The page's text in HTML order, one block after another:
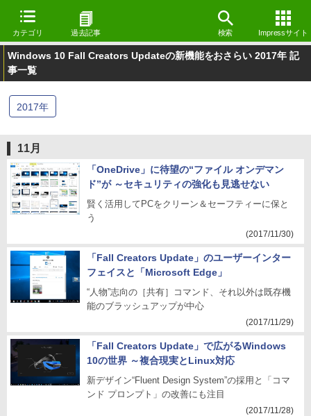
カテゴリ 過去記事 検索 Impressサイト
Windows 10 Fall Creators Updateの新機能をおさらい 2017年 記
事一覧
2017年
11月
「OneDrive」に待望の“ファイル オンデマン
ド”が ～セキュリティの強化も見逃せない
賢く活用してPCをクリーン＆セーフティーに保と
う
(2017/11/30)
「Fall Creators Update」のユーザーインター
フェイスと「Microsoft Edge」
“人物”志向の［共有］コマンド、それ以外は既存機
能のブラッシュアップが中心
(2017/11/29)
「Fall Creators Update」で広がるWindows
10の世界 ～複合現実とLinux対応
新デザイン“Fluent Design System”の採用と「コマ
ンド プロンプト」の改善にも注目
(2017/11/28)